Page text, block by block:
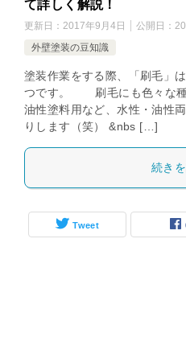
て詳しく解説！
更新日： 2017年9月4日 公開日：
外壁塗装の豆知識
塗装作業をする際、「刷毛」
つです。 刷毛にも色々な種
油性塗料用など、水性・油性
りします（笑） &nbs […]
続き
Tweet